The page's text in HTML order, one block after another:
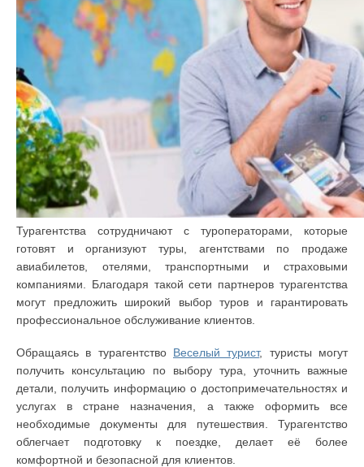
Турагентства сотрудничают с туроператорами, которые
готовят и организуют туры, агентствами по продаже
авиабилетов, отелями, транспортными и страховыми
компаниями. Благодаря такой сети партнеров турагентства
могут предложить широкий выбор туров и гарантировать
профессиональное обслуживание клиентов.
Обращаясь в турагентство Веселый турист, туристы могут
получить консультацию по выбору тура, уточнить важные
детали, получить информацию о достопримечательностях и
услугах в стране назначения, а также оформить все
необходимые документы для путешествия. Турагентство
облегчает подготовку к поездке, делает её более
комфортной и безопасной для клиентов.